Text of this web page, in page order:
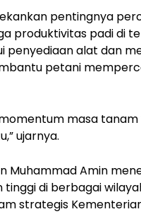
pentingnya
produktivitas padi di
penyediaan alat dan
petani
masa
ujarnya.
Muhammad Amin
di berbagai
strategis